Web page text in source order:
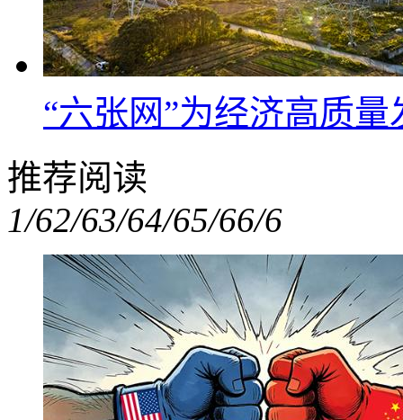
“六张网”为经济高质
推荐阅读
1/62/63/64/65/66/6